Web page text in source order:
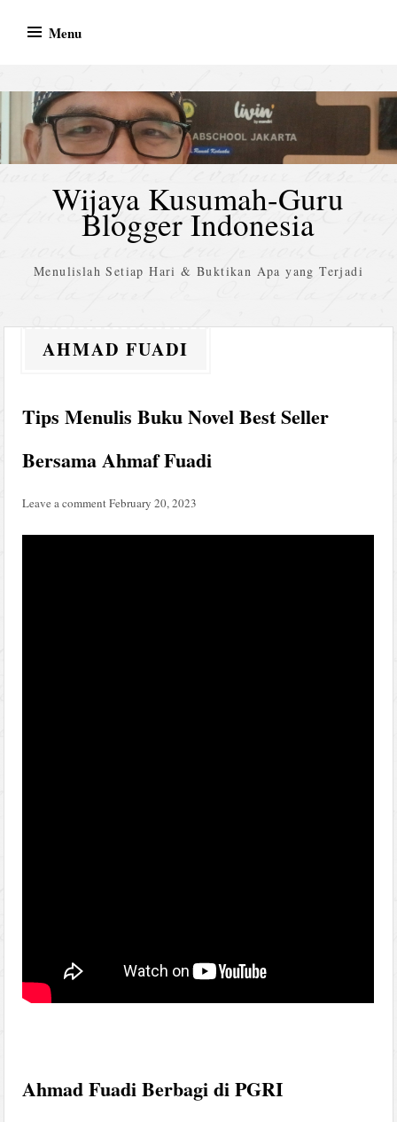
Menu
Wijaya Kusumah-Guru
Blogger Indonesia
Menulislah Setiap Hari & Buktikan Apa yang Terjadi
AHMAD FUADI
Tips Menulis Buku Novel Best Seller
Bersama Ahmaf Fuadi
Leave a comment February 20, 2023
Ahmad Fuadi Berbagi di PGRI